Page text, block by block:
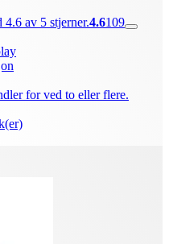
4.6 av 5 stjerner.4.6109
for ved to eller flere.